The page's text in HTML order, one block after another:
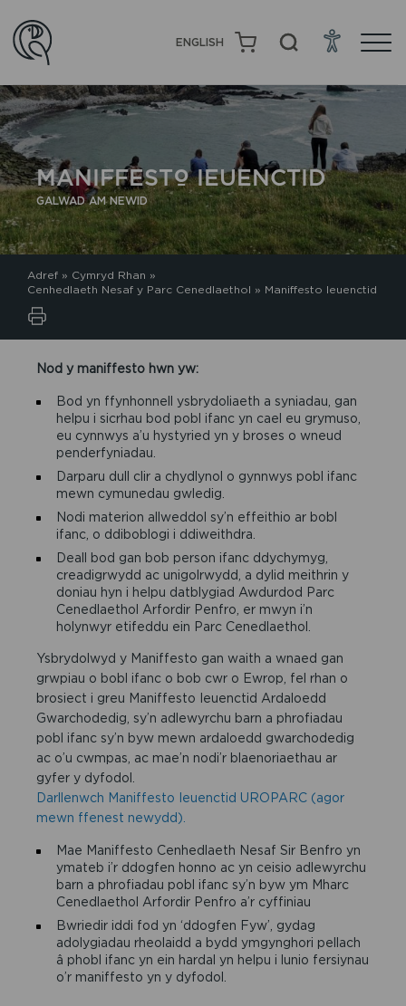
ENGLISH
MANIFFESTO IEUENCTID
GALWAD AM NEWID
Adref » Cymryd Rhan »
Cenhedlaeth Nesaf y Parc Cenedlaethol » Maniffesto Ieuenctid
Nod y maniffesto hwn yw:
Bod yn ffynhonnell ysbrydoliaeth a syniadau, gan
helpu i sicrhau bod pobl ifanc yn cael eu grymuso,
eu cynnwys a’u hystyried yn y broses o wneud
penderfyniadau.
Darparu dull clir a chydlynol o gynnwys pobl ifanc
mewn cymunedau gwledig.
Nodi materion allweddol sy’n effeithio ar bobl
ifanc, o ddiboblogi i ddiweithdra.
Deall bod gan bob person ifanc ddychymyg,
creadigrwydd ac unigolrwydd, a dylid meithrin y
doniau hyn i helpu datblygiad Awdurdod Parc
Cenedlaethol Arfordir Penfro, er mwyn i’n
holynwyr etifeddu ein Parc Cenedlaethol.
Ysbrydolwyd y Maniffesto gan waith a wnaed gan
grwpiau o bobl ifanc o bob cwr o Ewrop, fel rhan o
brosiect i greu Maniffesto Ieuenctid Ardaloedd
Gwarchodedig, sy’n adlewyrchu barn a phrofiadau
pobl ifanc sy’n byw mewn ardaloedd gwarchodedig
ac o’u cwmpas, ac mae’n nodi’r blaenoriaethau ar
gyfer y dyfodol.
Darllenwch Maniffesto Ieuenctid UROPARC (agor
mewn ffenest newydd).
Mae Maniffesto Cenhedlaeth Nesaf Sir Benfro yn
ymateb i’r ddogfen honno ac yn ceisio adlewyrchu
barn a phrofiadau pobl ifanc sy’n byw ym Mharc
Cenedlaethol Arfordir Penfro a’r cyffiniau
Bwriedir iddi fod yn ‘ddogfen Fyw’, gydag
adolygiadau rheolaidd a bydd ymgynghori pellach
â phobl ifanc yn ein hardal yn helpu i lunio fersiynau
o’r maniffesto yn y dyfodol.